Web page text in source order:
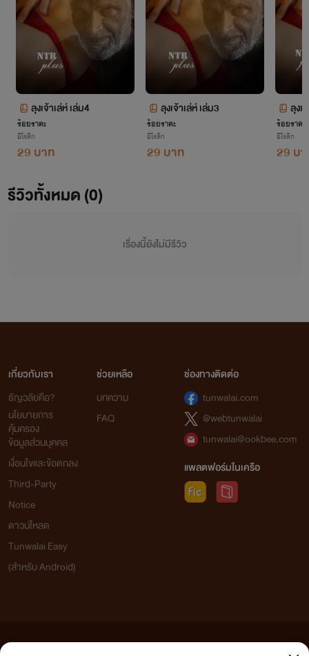
ติดตามข่าวสารและพูดคุยได้ทาง
FB: บัวชมพู ชมพูสิริน นักเขียน
ฝากกดไลค์ + เม้น เป็นกำลังใจให้นักเขียนตัวน้อยๆคนนี้
ด้วยน๊าา
ลุงเจ้าเล่ห์ เล่ม4
ร้อยราคะ
อีโรติก
29 บาท
ลุงเจ้าเล่ห์ เล่ม3
ร้อยราคะ
อีโรติก
29 บาท
ลุงเ
ร้อยราคะ
อีโรติก
29 บ
รีวิวทั้งหมด (0)
เรื่องนี้ยังไม่มีรีวิว
เกี่ยวกับเรา
ธัญวลัยคือ?
นโยบายการ
คุ้มครอง
ข้อมูลส่วนบุคคล
เงื่อนไขและข้อตกลง
Third-Party
Notice
ดาวน์โหลด
Tunwalai Easy
(สำหรับ Android)
ช่วยเหลือ
บทความ
FAQ
ช่องทางติดต่อ
tunwalai.com
@webtunwalai
tunwalai@ookbee.com
แพลตฟอร์มในเครือ